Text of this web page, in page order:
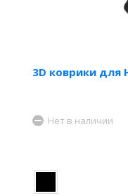
3D коврики для
Нет в наличии